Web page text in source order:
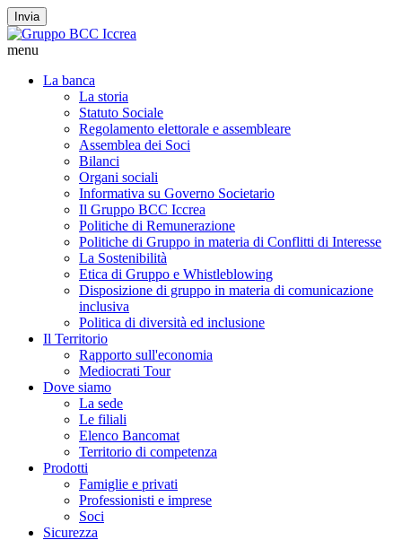
Invia
menu
La banca
La storia
Statuto Sociale
Regolamento elettorale e assembleare
Assemblea dei Soci
Bilanci
Organi sociali
Informativa su Governo Societario
Il Gruppo BCC Iccrea
Politiche di Remunerazione
Politiche di Gruppo in materia di Conflitti di Interesse
La Sostenibilità
Etica di Gruppo e Whistleblowing
Disposizione di gruppo in materia di comunicazione
inclusiva
Politica di diversità ed inclusione
Il Territorio
Rapporto sull'economia
Mediocrati Tour
Dove siamo
La sede
Le filiali
Elenco Bancomat
Territorio di competenza
Prodotti
Famiglie e privati
Professionisti e imprese
Soci
Sicurezza